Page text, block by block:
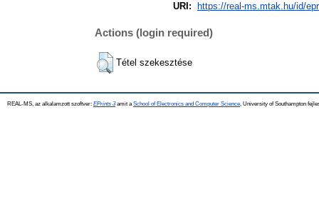
URI:
https://real-ms.mtak.hu/id/
Actions (login required)
Tétel szekesztése
REAL-MS, az alkalamzott szoftver: EPrints 3amit a School of Electronics and Computer Science , University of Southampton